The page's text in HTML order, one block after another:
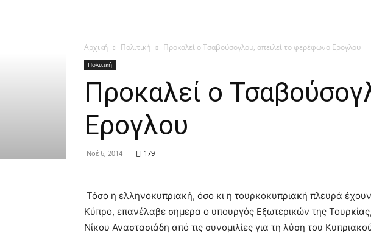
Αρχική Πολιτική Προκαλεί ο Τσαβούσογλου, απειλεί το φερέφωνο Ερογλου
Πολιτική
Προκαλεί ο
Ερογλου
Νοέ 6, 2014 179
Τόσο η ελληνοκυπριακή, όσο κι η τουρκοκυπριακή πλευρά
Κύπρο, επανέλαβε σημερα ο υπουργός Εξωτερικών της
Νίκου Αναστασιάδη από τις συνομιλίες για τη λύση του